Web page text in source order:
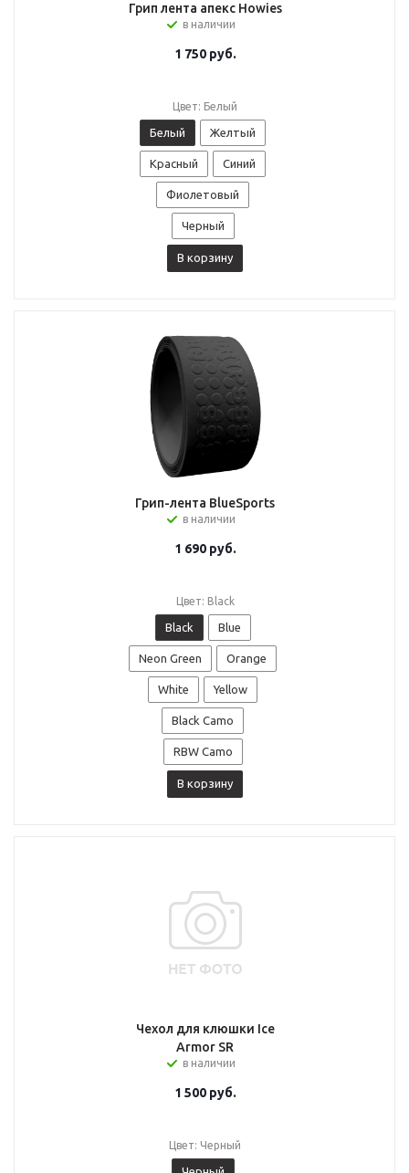
Грип лента апекс Howies
в наличии
1 750руб.
Цвет: Белый
Белый Желтый
Красный Синий
Фиолетовый
Черный
В корзину
Грип-лента BlueSports
в наличии
1 690руб.
Цвет: Black
Black Blue
Neon Green Orange
White Yellow
Black Camo
RBW Camo
В корзину
Чехол для клюшки Ice
Armor SR
в наличии
1 500руб.
Цвет: Черный